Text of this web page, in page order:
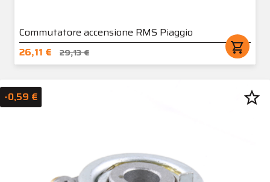
Commutatore accensione RMS Piaggio
26,11 €
29,13 € shopping_cart
-0,59 € star_border